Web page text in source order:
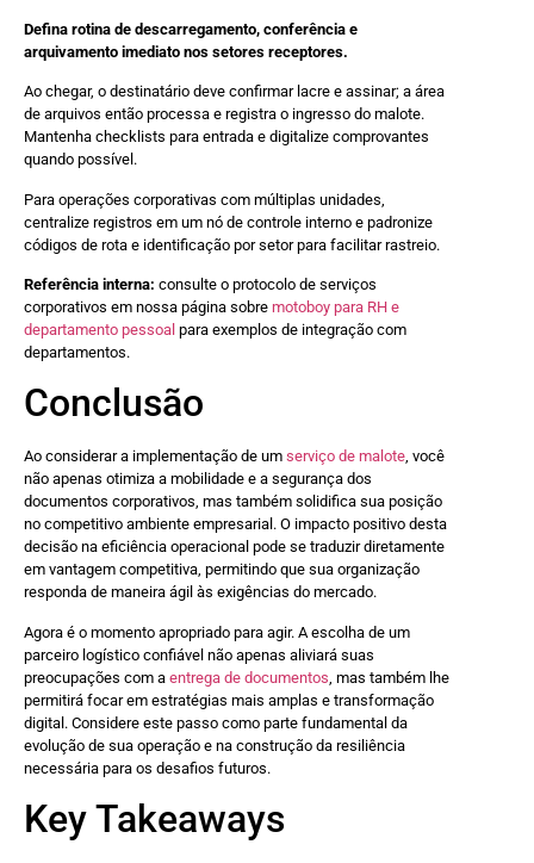
Defina rotina de descarregamento, conferência e
arquivamento imediato nos setores receptores.
Ao chegar, o destinatário deve confirmar lacre e assinar; a área
de arquivos então processa e registra o ingresso do malote.
Mantenha checklists para entrada e digitalize comprovantes
quando possível.
Para operações corporativas com múltiplas unidades,
centralize registros em um nó de controle interno e padronize
códigos de rota e identificação por setor para facilitar rastreio.
Referência interna: consulte o protocolo de serviços
corporativos em nossa página sobre motoboy para RH e
departamento pessoal para exemplos de integração com
departamentos.
Conclusão
Ao considerar a implementação de um serviço de malote, você
não apenas otimiza a mobilidade e a segurança dos
documentos corporativos, mas também solidifica sua posição
no competitivo ambiente empresarial. O impacto positivo desta
decisão na eficiência operacional pode se traduzir diretamente
em vantagem competitiva, permitindo que sua organização
responda de maneira ágil às exigências do mercado.
Agora é o momento apropriado para agir. A escolha de um
parceiro logístico confiável não apenas aliviará suas
preocupações com a entrega de documentos , mas também lhe
permitirá focar em estratégias mais amplas e transformação
digital. Considere este passo como parte fundamental da
evolução de sua operação e na construção da resiliência
necessária para os desafios futuros.
Key Takeaways